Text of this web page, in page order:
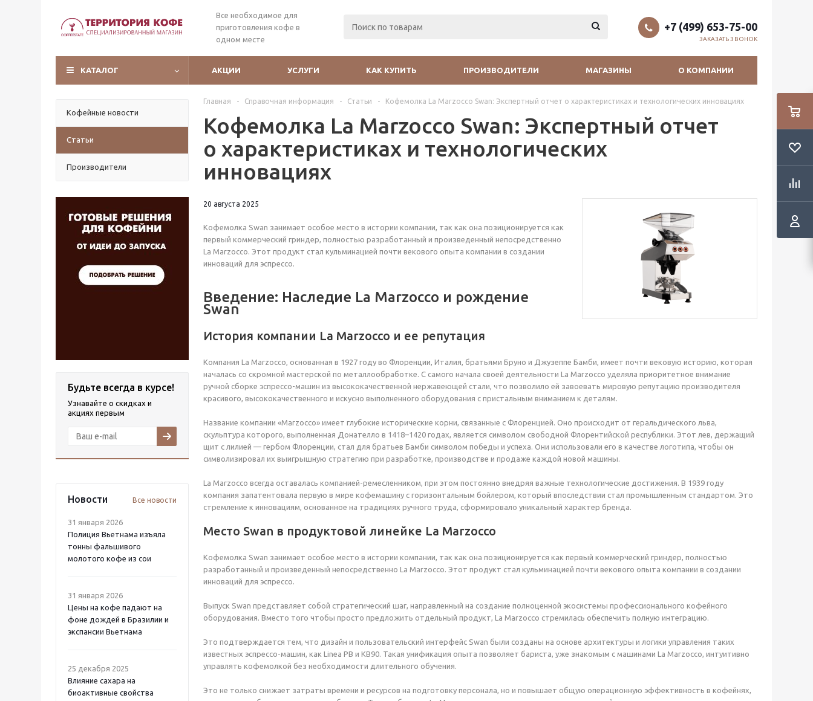
Все необходимое для
приготовления кофе в
одном месте
+7 (499) 653-75-00
ЗАКАЗАТЬ ЗВОНОК
КАТАЛОГ АКЦИИ УСЛУГИ КАК КУПИТЬ ПРОИЗВОДИТЕЛИ МАГАЗИНЫ О КОМПАНИИ
Кофейные новости
Статьи
Производители
Будьте всегда в курсе!
Узнавайте о скидках и
акциях первым
Новости Все новости
31 января 2026
Полиция Вьетнама изъяла
тонны фальшивого
молотого кофе из сои
31 января 2026
Цены на кофе падают на
фоне дождей в Бразилии и
экспансии Вьетнама
25 декабря 2025
Влияние сахара на
биоактивные свойства
Главная - Справочная информация - Статьи - Кофемолка La Marzocco Swan: Экспертный отчет о характеристиках и технологических инновациях
Кофемолка La Marzocco Swan: Экспертный отчет
о характеристиках и технологических
инновациях
20 августа 2025
Кофемолка Swan занимает особое место в истории компании, так как она позиционируется как
первый коммерческий гриндер, полностью разработанный и произведенный непосредственно
La Marzocco. Этот продукт стал кульминацией почти векового опыта компании в создании
инноваций для эспрессо.
Введение: Наследие La Marzocco и рождение
Swan
История компании La Marzocco и ее репутация
Компания La Marzocco, основанная в 1927 году во Флоренции, Италия, братьями Бруно и Джузеппе Бамби, имеет почти вековую историю, которая
началась со скромной мастерской по металлообработке. С самого начала своей деятельности La Marzocco уделяла приоритетное внимание
ручной сборке эспрессо-машин из высококачественной нержавеющей стали, что позволило ей завоевать мировую репутацию производителя
красивого, высококачественного и искусно выполненного оборудования с пристальным вниманием к деталям.
Название компании «Marzocco» имеет глубокие исторические корни, связанные с Флоренцией. Оно происходит от геральдического льва,
скульптура которого, выполненная Донателло в 1418–1420 годах, является символом свободной Флорентийской республики. Этот лев, держащий
щит с лилией — гербом Флоренции, стал для братьев Бамби символом победы и успеха. Они использовали его в качестве логотипа, чтобы он
символизировал их выигрышную стратегию при разработке, производстве и продаже каждой новой машины.
La Marzocco всегда оставалась компанией-ремесленником, при этом постоянно внедряя важные технологические достижения. В 1939 году
компания запатентовала первую в мире кофемашину с горизонтальным бойлером, который впоследствии стал промышленным стандартом. Это
стремление к инновациям, основанное на традициях ручного труда, сформировало уникальный характер бренда.
Место Swan в продуктовой линейке La Marzocco
Кофемолка Swan занимает особое место в истории компании, так как она позиционируется как первый коммерческий гриндер, полностью
разработанный и произведенный непосредственно La Marzocco. Этот продукт стал кульминацией почти векового опыта компании в создании
инноваций для эспрессо.
Выпуск Swan представляет собой стратегический шаг, направленный на создание полноценной экосистемы профессионального кофейного
оборудования. Вместо того чтобы просто предложить отдельный продукт, La Marzocco стремилась обеспечить полную интеграцию.
Это подтверждается тем, что дизайн и пользовательский интерфейс Swan были созданы на основе архитектуры и логики управления таких
известных эспрессо-машин, как Linea PB и KB90. Такая унификация опыта позволяет бариста, уже знакомым с машинами La Marzocco, интуитивно
управлять кофемолкой без необходимости длительного обучения.
Это не только снижает затраты времени и ресурсов на подготовку персонала, но и повышает общую операционную эффективность в кофейнях,